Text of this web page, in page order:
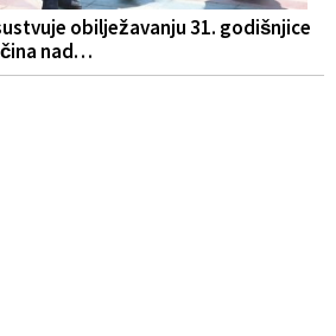
obilježavanju 31. godišnjice
nad…